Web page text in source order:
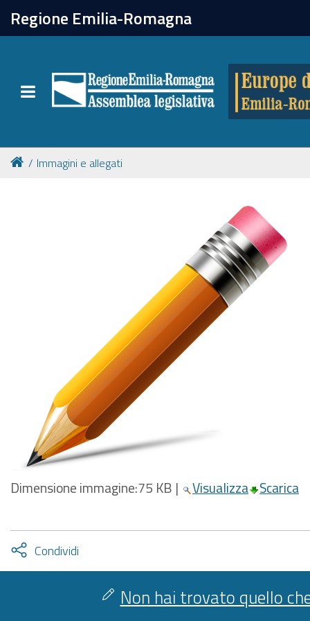
Regione Emilia-Romagna
Toggle navigation
chiudi
Attività
Formazione
Immagini e allegati
Dimensione immagine:75 KB | Visualizza Scarica
Condividi
facebook
twitter
Attiva
condividi
Non hai trovato quello